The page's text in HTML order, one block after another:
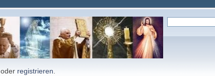
oder registrieren